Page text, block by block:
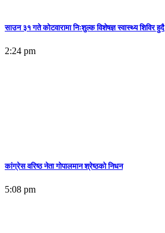
साउन ३१ गते कोटवारामा निःशुल्क विशेषज्ञ स्वास्थ्य शिविर हुदै
2:24 pm
कांग्रेस वरिष्ठ नेता गोपालमान श्रेष्ठको निधन
5:08 pm